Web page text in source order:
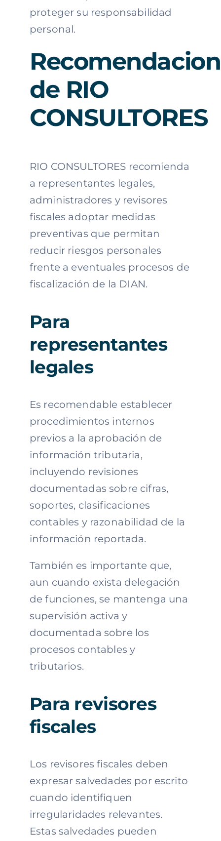
proteger su responsabilidad
personal.
de RIO
CONSULTORES
RIO CONSULTORES recomienda
a representantes legales,
administradores y revisores
fiscales adoptar medidas
preventivas que permitan
reducir riesgos personales
frente a eventuales procesos de
fiscalización de la DIAN.
Para
representantes
legales
Es recomendable establecer
procedimientos internos
previos a la aprobación de
información tributaria,
incluyendo revisiones
documentadas sobre cifras,
soportes, clasificaciones
contables y razonabilidad de la
información reportada.
También es importante que,
aun cuando exista delegación
de funciones, se mantenga una
supervisión activa y
documentada sobre los
procesos contables y
tributarios.
Para revisores
fiscales
Los revisores fiscales deben
expresar salvedades por escrito
cuando identifiquen
irregularidades relevantes.
Estas salvedades pueden